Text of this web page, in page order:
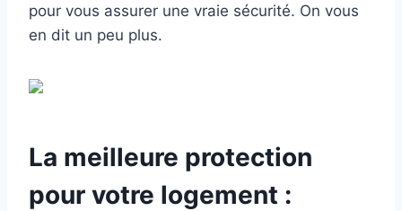
pour vous assurer une vraie sécurité. On vous
en dit un peu plus.
La meilleure protection
pour votre logement :